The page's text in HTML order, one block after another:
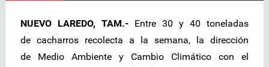
NUEVO LAREDO, TAM.- Entre 30 y 40 toneladas
de cacharros recolecta a la semana, la dirección
de Medio Ambiente y Cambio Climático con el